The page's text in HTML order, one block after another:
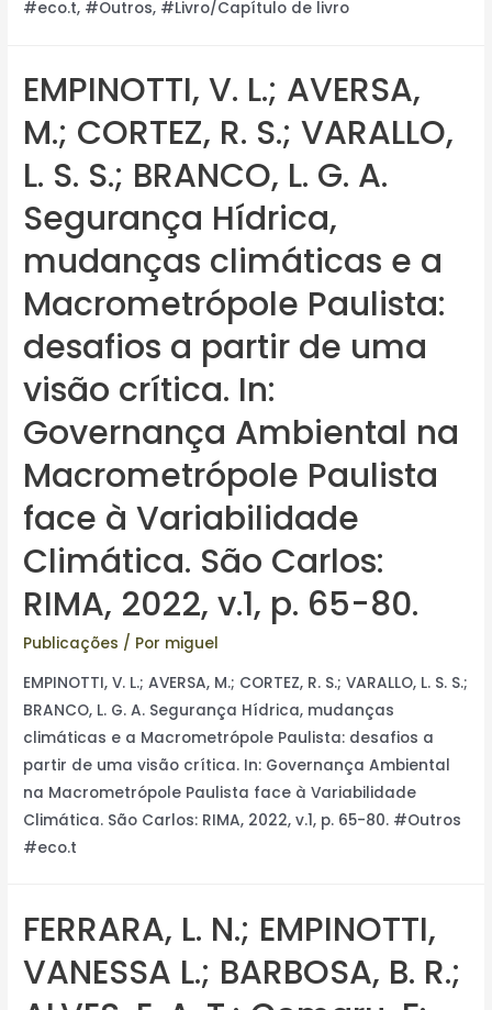
#eco.t, #Outros, #Livro/Capítulo de livro
EMPINOTTI, V. L.; AVERSA,
M.; CORTEZ, R. S.; VARALLO,
L. S. S.; BRANCO, L. G. A.
Segurança Hídrica,
mudanças climáticas e a
Macrometrópole Paulista:
desafios a partir de uma
visão crítica. In:
Governança Ambiental na
Macrometrópole Paulista
face à Variabilidade
Climática. São Carlos:
RIMA, 2022, v.1, p. 65-80.
Publicações / Por miguel
EMPINOTTI, V. L.; AVERSA, M.; CORTEZ, R. S.; VARALLO, L. S. S.;
BRANCO, L. G. A. Segurança Hídrica, mudanças
climáticas e a Macrometrópole Paulista: desafios a
partir de uma visão crítica. In: Governança Ambiental
na Macrometrópole Paulista face à Variabilidade
Climática. São Carlos: RIMA, 2022, v.1, p. 65-80. #Outros
#eco.t
FERRARA, L. N.; EMPINOTTI,
VANESSA L.; BARBOSA, B. R.;